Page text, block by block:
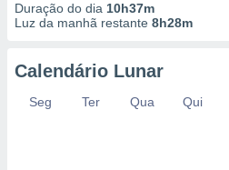
Duração do dia 10h37m
Luz da manhã restante 8h28m
Calendário Lunar
Seg Ter Qua Qui